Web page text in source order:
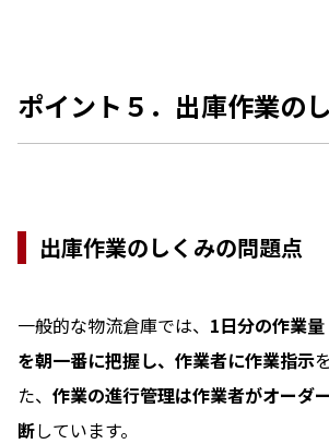
ポイント５．出庫作業の
出庫作業のしくみの問題点
一般的な物流倉庫では、 1日分の作業量
を朝一番に把握し、作業者に作業指示
た、 作業の進行管理は作業者がオーダ
断しています。